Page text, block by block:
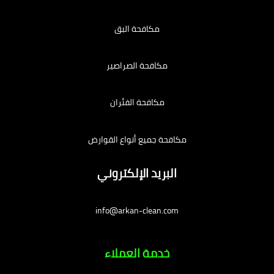
مكافحة البق
مكافحة الصراصير
مكافحة الفئران
مكافحة جميع أنواع القوارض
البريد الإلكتروني
info@arkan-clean.com
خدمة العملاء